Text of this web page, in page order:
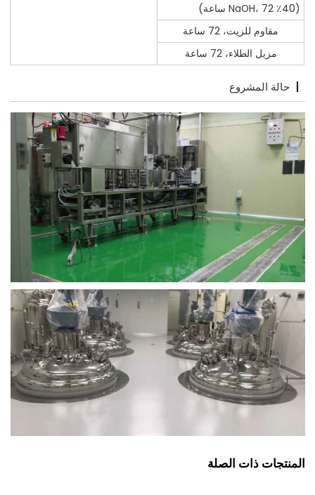
(40٪ NaOH، 72 ساعة)
مقاوم للزيت، 72 ساعة
مزيل الطلاء، 72 ساعة
حالة المشروع
المنتجات ذات الصلة